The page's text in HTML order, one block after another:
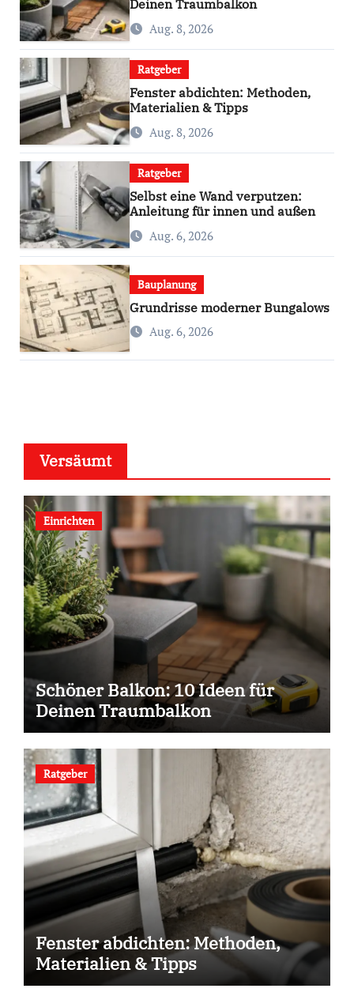
Deinen Traumbalkon
Aug. 8, 2026
Ratgeber
Fenster abdichten: Methoden,
Materialien & Tipps
Aug. 8, 2026
Ratgeber
Selbst eine Wand verputzen:
Anleitung für innen und außen
Aug. 6, 2026
Bauplanung
Grundrisse moderner Bungalows
Aug. 6, 2026
Versäumt
Einrichten
Schöner Balkon: 10 Ideen für
Deinen Traumbalkon
Ratgeber
Fenster abdichten: Methoden,
Materialien & Tipps